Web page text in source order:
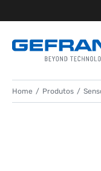
Home Produtos